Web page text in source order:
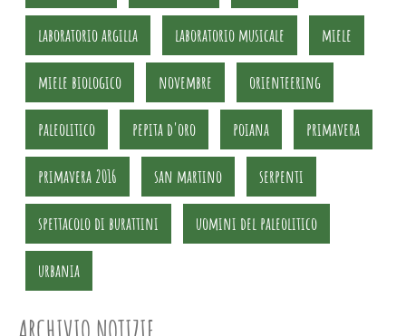
laboratorio argilla laboratorio musicale miele
miele biologico novembre orienteering
paleolitico pepita d'oro poiana primavera
primavera 2016 san martino serpenti
spettacolo di burattini uomini del paleolitico
urbania